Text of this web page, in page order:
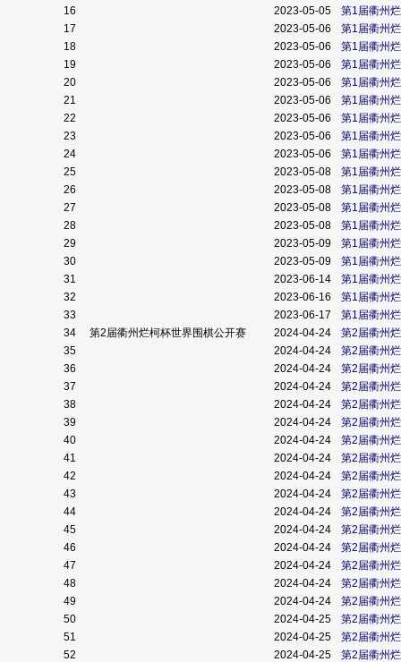
16
2023-05-05
第1届衢州
17
2023-05-06
第1届衢州
18
2023-05-06
第1届衢州
19
2023-05-06
第1届衢州
20
2023-05-06
第1届衢州
21
2023-05-06
第1届衢州
22
2023-05-06
第1届衢州
23
2023-05-06
第1届衢州
24
2023-05-06
第1届衢州
25
2023-05-08
第1届衢州
26
2023-05-08
第1届衢州
27
2023-05-08
第1届衢州
28
2023-05-08
第1届衢州
29
2023-05-09
第1届衢州
30
2023-05-09
第1届衢州
31
2023-06-14
第1届衢州
32
2023-06-16
第1届衢州
33
2023-06-17
第1届衢州
34
第2届衢州烂柯杯世界围棋公开赛 2024-04-24
第2届衢州
35
2024-04-24
第2届衢州
36
2024-04-24
第2届衢州
37
2024-04-24
第2届衢州
38
2024-04-24
第2届衢州
39
2024-04-24
第2届衢州
40
2024-04-24
第2届衢州
41
2024-04-24
第2届衢州
42
2024-04-24
第2届衢州
43
2024-04-24
第2届衢州
44
2024-04-24
第2届衢州
45
2024-04-24
第2届衢州
46
2024-04-24
第2届衢州
47
2024-04-24
第2届衢州
48
2024-04-24
第2届衢州
49
2024-04-24
第2届衢州
50
2024-04-25
第2届衢州
51
2024-04-25
第2届衢州
52
2024-04-25
第2届衢州